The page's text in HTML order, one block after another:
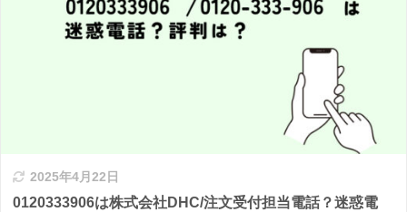
2025年4月22日
0120333906は株式会社DHC/注文受付担当電話？迷惑電